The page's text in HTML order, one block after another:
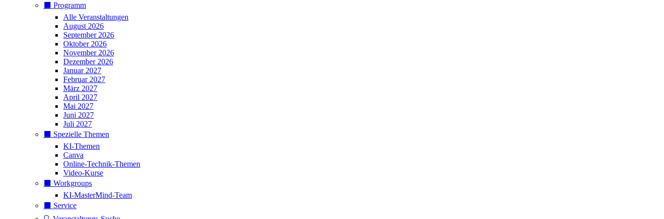
⬛️ Programm
Alle Veranstaltungen
August 2026
September 2026
Oktober 2026
November 2026
Dezember 2026
Januar 2027
Februar 2027
März 2027
April 2027
Mai 2027
Juni 2027
Juli 2027
⬛️ Spezielle Themen
KI-Themen
Canva
Online-Technik-Themen
Video-Kurse
⬛️ Workgroups
KI-MasterMind-Team
⬛️ Service